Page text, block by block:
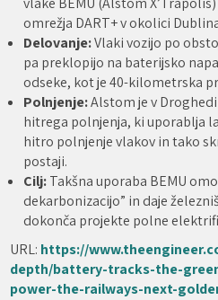
omrežja DART+ v okolici
Delovanje:Vlaki vozijo po
pa preklopijo na baterijsko
odseke, kot je 40-kilometrska
Polnjenje:Alstom je v
hitrega polnjenja, ki uporablja
hitro polnjenje vlakov in tako
postaji.
Cilj:Takšna uporaba BEMU
dekarbonizacijo” in daje
dokonča projekte polne
URL: https://
depth/battery-tracks-the-
power-the-railways-next-